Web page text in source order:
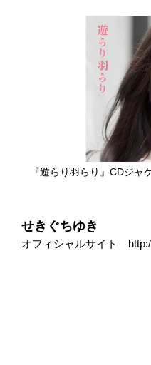
『遊らり羽らり』CDジャ
せきぐちゆき
オフィシャルサイト